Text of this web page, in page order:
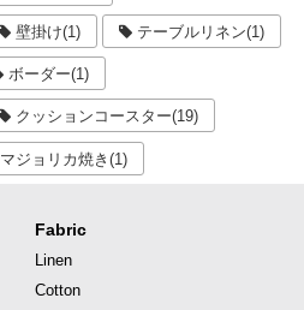
壁掛け(1) テーブルリネン(1)
ボーダー(1)
クッションコースター(19)
マジョリカ焼き(1)
Fabric
Linen
Cotton